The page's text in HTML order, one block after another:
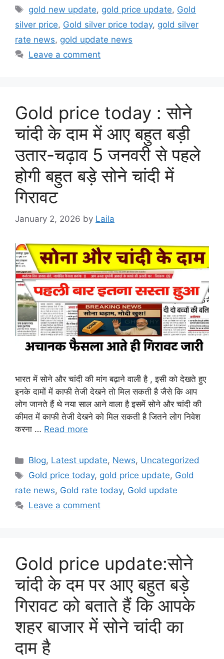
Tags
gold new update, gold price update, Gold
silver price, Gold silver price today, gold silver
rate news, gold update news
Leave a comment
Gold price today : सोने
चांदी के दाम में आए बहुत बड़ी
उतार-चढ़ाव 5 जनवरी से पहले
होगी बहुत बड़े सोने चांदी में
गिरावट
January 2, 2026 by Laila
भारत में सोने और चांदी की मांग बढ़ाने वाली है , इसी को देखते हुए
इनके दामों में काफी तेजी देखने तो मिल सकती है जैसे कि आप
लोग जानते हैं थे नया साल आने वाला है इसमें सोने और चांदी की
कीमत में काफी तेजी देखने को मिल सकती है जितने लोग निवेश
करना … Read more
Categories
Blog, Latest update, News, Uncategorized
Tags
Gold price today, gold price update, Gold
rate news, Gold rate today, Gold update
Leave a comment
Gold price update:सोने
चांदी के दम पर आए बहुत बड़े
गिरावट को बताते हैं कि आपके
शहर बाजार में सोने चांदी का
दाम है